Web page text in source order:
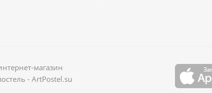
магазин
- ArtPostel.su